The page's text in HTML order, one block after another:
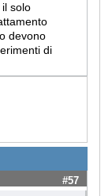
solo
devono
di
#57